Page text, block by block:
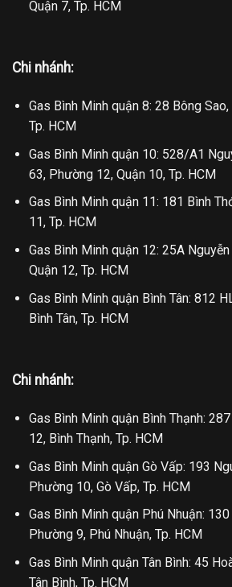
Quận 7, Tp. HCM
Chi nhánh:
Gas Bình Minh quận 8: 28 Bông
Tp. HCM
Gas Bình Minh quận 10: 528/A1
63, Phường 12, Quận 10, Tp. HCM
Gas Bình Minh quận 11: 181 Bình
11, Tp. HCM
Gas Bình Minh quận 12: 25A
Quận 12, Tp. HCM
Gas Bình Minh quận Bình Tân: 812
Bình Tân, Tp. HCM
Chi nhánh:
Gas Bình Minh quận Bình Thạnh:
12, Bình Thạnh, Tp. HCM
Gas Bình Minh quận Gò Vấp: 193
Phường 10, Gò Vấp, Tp. HCM
Gas Bình Minh quận Phú Nhuận:
Phường 9, Phú Nhuận, Tp. HCM
Gas Bình Minh quận Tân Bình: 45
Tân Bình, Tp. HCM